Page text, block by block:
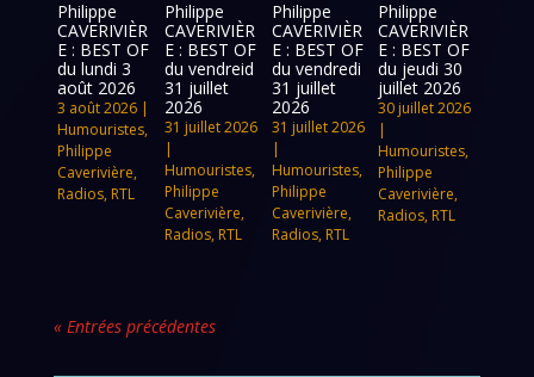
Philippe
CAVERIVIÈR
E : BEST OF
du lundi 3
août 2026
3 août 2026 |
Humouristes,
Philippe
Caverivière,
Radios, RTL
Philippe
CAVERIVIÈR
E : BEST OF
du vendreid
31 juillet
2026
31 juillet 2026
|
Humouristes,
Philippe
Caverivière,
Radios, RTL
Philippe
CAVERIVIÈR
E : BEST OF
du vendredi
31 juillet
2026
31 juillet 2026
|
Humouristes,
Philippe
Caverivière,
Radios, RTL
Philippe
CAVERIVIÈR
E : BEST OF
du jeudi 30
juillet 2026
30 juillet 2026
|
Humouristes,
Philippe
Caverivière,
Radios, RTL
« Entrées précédentes